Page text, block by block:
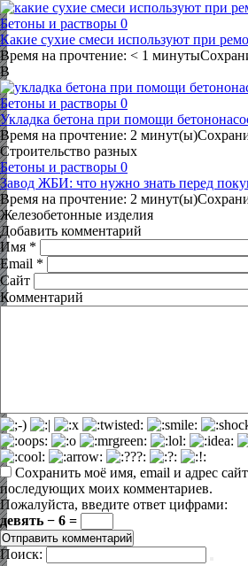
Бетоны и растворы 0
Какие сухие смеси используют при
Время на прочтение: < 1
В
Бетоны и растворы 0
Укладка бетона при помощи
Время на прочтение: 2
Строительство разных
Бетоны и растворы 0
Завод ЖБИ: что нужно знать перед
Время на прочтение: 2
Железобетонные изделия
Добавить комментарий
Имя *
Email *
Сайт
Комментарий
Сохранить моё имя, email и адрес
последующих моих комментариев.
Пожалуйста, введите ответ цифрами:
девять − 6 =
Поиск: